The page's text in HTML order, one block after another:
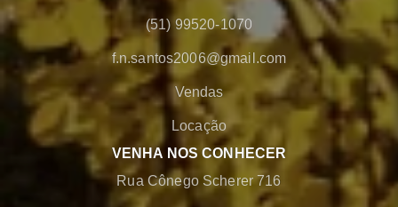
(51) 99520-1070
f.n.santos2006@gmail.com
Vendas
Locação
VENHA NOS CONHECER
Rua Cônego Scherer 716